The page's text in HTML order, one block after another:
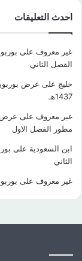
احدث التعليقات
غير معروف على
الفصل الثاني
خليج على عرض
1437هـ
غير معروف على عرض
مطور الفصل الاول
ابن السعودية على
الثاني
غير معروف على